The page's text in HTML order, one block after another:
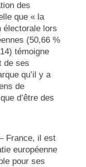
des
que « la
électorale lors
(50,66 %
témoigne
de ses
qu’il y a
de
d’être des
France, il est
européenne
pour ses